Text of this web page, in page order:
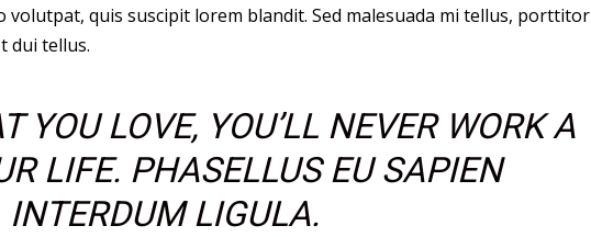
quis suscipit lorem blandit. Sed malesuada mi tellus, porttitor
dui tellus.
YOU LOVE, YOU’LL NEVER WORK A
LIFE. PHASELLUS EU SAPIEN
INTERDUM LIGULA.